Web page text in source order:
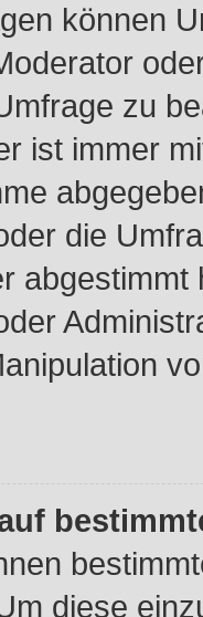
können
zu
ist immer
die
diese